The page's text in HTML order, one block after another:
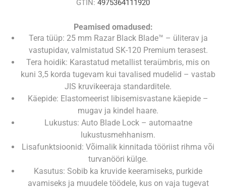
GTIN: 4975364111920
Peamised omadused:
Tera tüüp: 25 mm Razar Black Blade™ – üliterav ja
vastupidav, valmistatud SK-120 Premium terasest.
Tera hoidik: Karastatud metallist teraümbris, mis on
kuni 3,5 korda tugevam kui tavalised mudelid – vastab
JIS kruvikeeraja standarditele.
Käepide: Elastomeerist libisemisvastane käepide –
mugav ja kindel haare.
Lukustus: Auto Blade Lock – automaatne
lukustusmehhanism.
Lisafunktsioonid: Võimalik kinnitada tööriist rihma või
turvanööri külge.
Kasutus: Sobib ka kruvide keeramiseks, purkide
avamiseks ja muudele töödele, kus on vaja tugevat